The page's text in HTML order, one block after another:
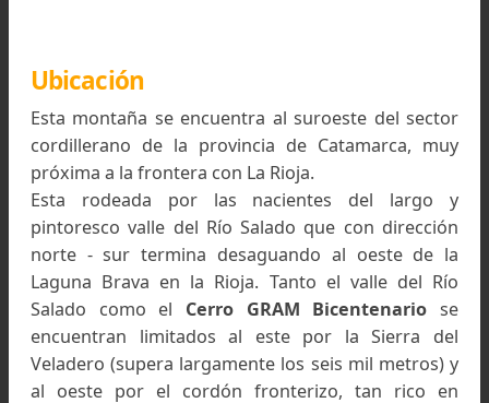
Ubicación del Cerro Gram Bicentenario, Provincia de
Catamarca, Argentina
Ubicación
Esta montaña se encuentra al suroeste del
cordillerano de la provincia de Catamarca,
próxima a la frontera con La Rioja.
Esta rodeada por las nacientes del
pintoresco valle del Río Salado que con